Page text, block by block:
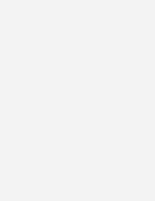
Pflich­ten für